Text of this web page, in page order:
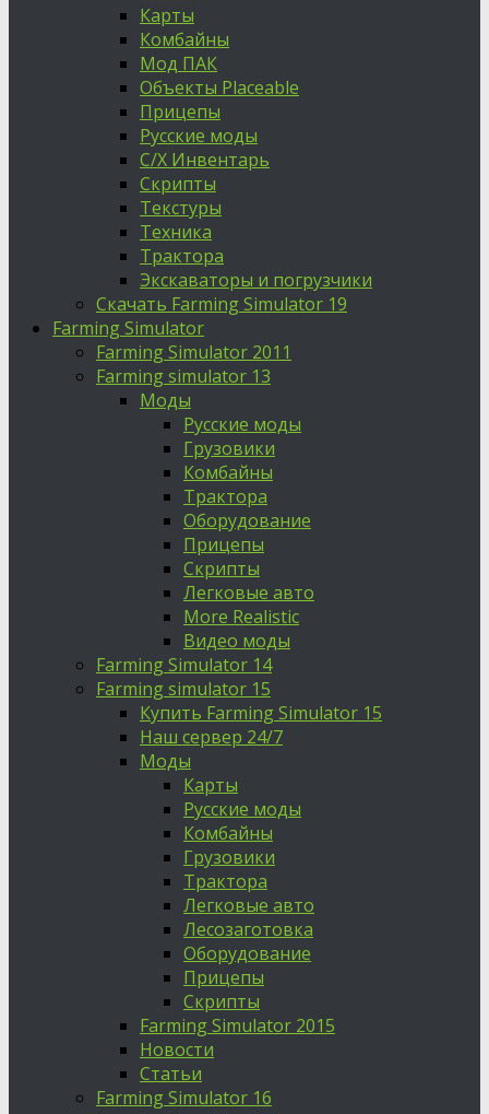
Карты
Комбайны
Мод ПАК
Объекты Placeable
Прицепы
Русские моды
С/Х Инвентарь
Скрипты
Текстуры
Техника
Трактора
Экскаваторы и погрузчики
Скачать Farming Simulator 19
Farming Simulator
Farming Simulator 2011
Farming simulator 13
Моды
Русские моды
Грузовики
Комбайны
Трактора
Оборудование
Прицепы
Скрипты
Легковые авто
More Realistic
Видео моды
Farming Simulator 14
Farming simulator 15
Купить Farming Simulator 15
Наш сервер 24/7
Моды
Карты
Русские моды
Комбайны
Грузовики
Трактора
Легковые авто
Лесозаготовка
Оборудование
Прицепы
Скрипты
Farming Simulator 2015
Новости
Статьи
Farming Simulator 16